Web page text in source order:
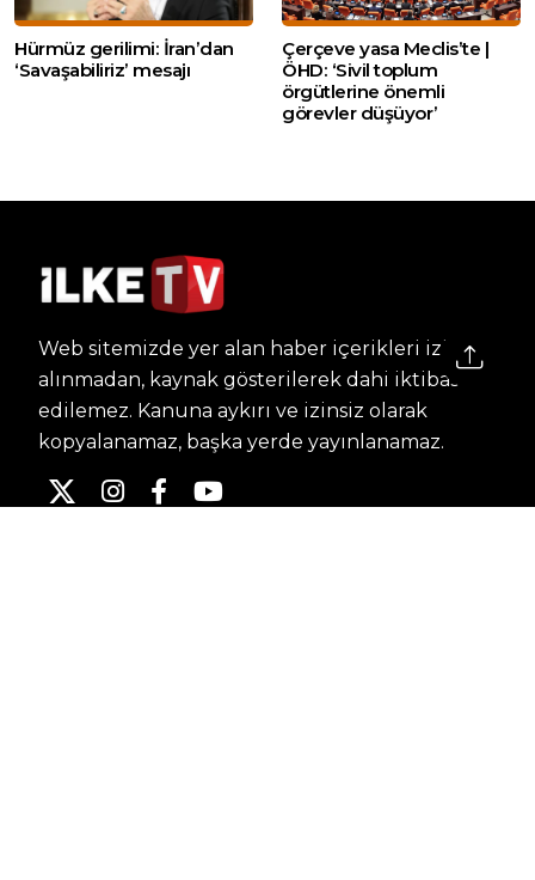
Hürmüz gerilimi: İran’dan
‘Savaşabiliriz’ mesajı
Çerçeve yasa Meclis’te |
ÖHD: ‘Sivil toplum
örgütlerine önemli
görevler düşüyor’
Web sitemizde yer alan haber içerikleri izin
alınmadan, kaynak gösterilerek dahi iktibas
edilemez. Kanuna aykırı ve izinsiz olarak
kopyalanamaz, başka yerde yayınlanamaz.